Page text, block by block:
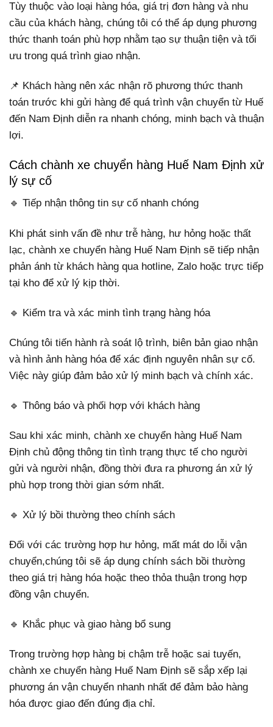
Tùy thuộc vào loại hàng hóa, giá trị đơn hàng và nhu
cầu của khách hàng, chúng tôi có thể áp dụng phương
thức thanh toán phù hợp nhằm tạo sự thuận tiện và tối
ưu trong quá trình giao nhận.
📌 Khách hàng nên xác nhận rõ phương thức thanh
toán trước khi gửi hàng để quá trình vận chuyển từ Huế
đến Nam Định diễn ra nhanh chóng, minh bạch và thuận
lợi.
Cách chành xe chuyển hàng Huế Nam Định xử
lý sự cố
🔹 Tiếp nhận thông tin sự cố nhanh chóng
Khi phát sinh vấn đề như trễ hàng, hư hỏng hoặc thất
lạc, chành xe chuyển hàng Huế Nam Định sẽ tiếp nhận
phản ánh từ khách hàng qua hotline, Zalo hoặc trực tiếp
tại kho để xử lý kịp thời.
🔹 Kiểm tra và xác minh tình trạng hàng hóa
Chúng tôi tiến hành rà soát lộ trình, biên bản giao nhận
và hình ảnh hàng hóa để xác định nguyên nhân sự cố.
Việc này giúp đảm bảo xử lý minh bạch và chính xác.
🔹 Thông báo và phối hợp với khách hàng
Sau khi xác minh, chành xe chuyển hàng Huế Nam
Định chủ động thông tin tình trạng thực tế cho người
gửi và người nhận, đồng thời đưa ra phương án xử lý
phù hợp trong thời gian sớm nhất.
🔹 Xử lý bồi thường theo chính sách
Đối với các trường hợp hư hỏng, mất mát do lỗi vận
chuyển,chúng tôi sẽ áp dụng chính sách bồi thường
theo giá trị hàng hóa hoặc theo thỏa thuận trong hợp
đồng vận chuyển.
🔹 Khắc phục và giao hàng bổ sung
Trong trường hợp hàng bị chậm trễ hoặc sai tuyến,
chành xe chuyển hàng Huế Nam Định sẽ sắp xếp lại
phương án vận chuyển nhanh nhất để đảm bảo hàng
hóa được giao đến đúng địa chỉ.